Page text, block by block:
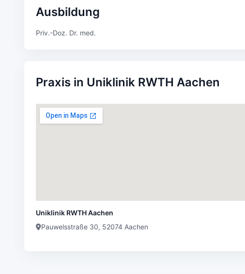
Ausbildung
Priv.-Doz. Dr. med.
Praxis in Uniklinik RWTH Aachen
Uniklinik RWTH Aachen
Pauwelsstraße 30, 52074 Aachen